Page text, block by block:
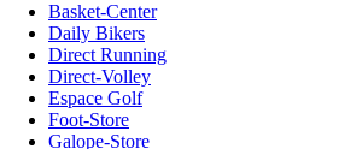
Basket-Center
Daily Bikers
Direct Running
Direct-Volley
Espace Golf
Foot-Store
Galope-Store